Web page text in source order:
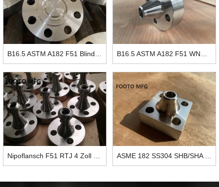
B16.5 ASTM A182 F51 Blindflansch RTJ DN50 SCH80 CL900 B16.5 ASTM A182 F51 WNRTJ Flansch 2" SCH80 CL1500